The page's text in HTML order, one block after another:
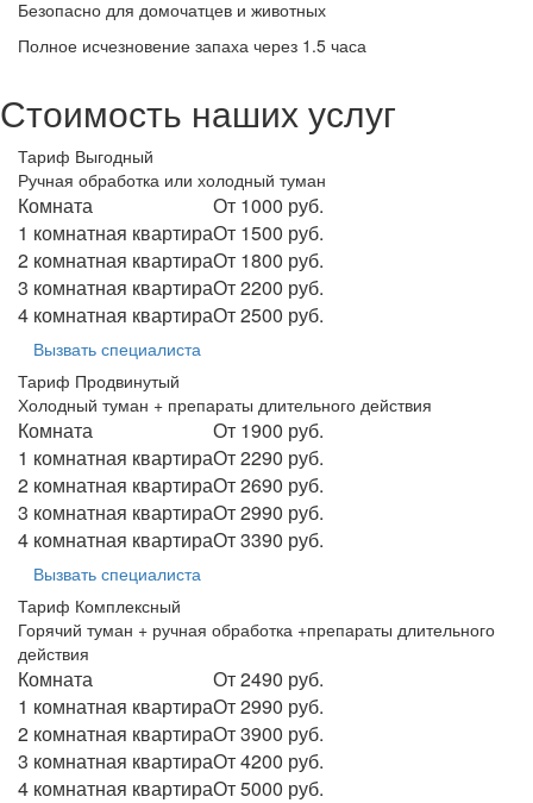
Безопасно для домочатцев и животных
Полное исчезновение запаха через 1.5 часа
Стоимость наших услуг
Тариф Выгодный
Ручная обработка или холодный туман
Комната
От 1000 руб.
1 комнатная квартираОт 1500 руб.
2 комнатная квартираОт 1800 руб.
3 комнатная квартираОт 2200 руб.
4 комнатная квартираОт 2500 руб.
Вызвать специалиста
Тариф Продвинутый
Холодный туман + препараты длительного действия
Комната
От 1900 руб.
1 комнатная квартираОт 2290 руб.
2 комнатная квартираОт 2690 руб.
3 комнатная квартираОт 2990 руб.
4 комнатная квартираОт 3390 руб.
Вызвать специалиста
Тариф Комплексный
Горячий туман + ручная обработка +препараты длительного
действия
Комната
От 2490 руб.
1 комнатная квартираОт 2990 руб.
2 комнатная квартираОт 3900 руб.
3 комнатная квартираОт 4200 руб.
4 комнатная квартираОт 5000 руб.